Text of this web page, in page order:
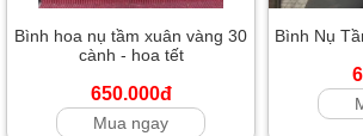
Bình hoa nụ tầm xuân vàng 30
cành - hoa tết
650.000đ
Mua ngay
Bình Nụ